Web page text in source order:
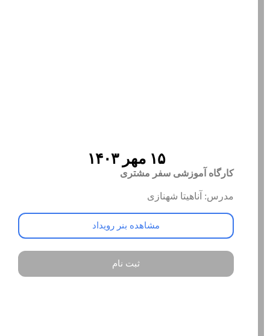
۱۵ مهر ۱۴۰۳
کارگاه آموزشی سفر مشتری
مدرس: آناهیتا شهنازی
مشاهده بنر رویداد
ثبت نام